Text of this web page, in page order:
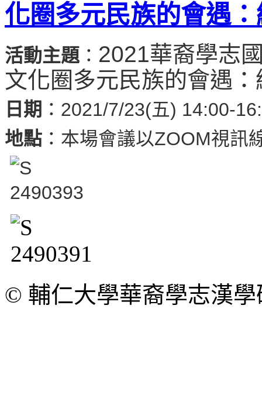
化圈多元民族的會遇
活動主題： 2021華裔學志
文化圈多元民族的會遇
日期 ：2021/7/23(五) 14:00-
地點 ：本場會議以ZOOM視訊
© 輔仁大學華裔學志漢學